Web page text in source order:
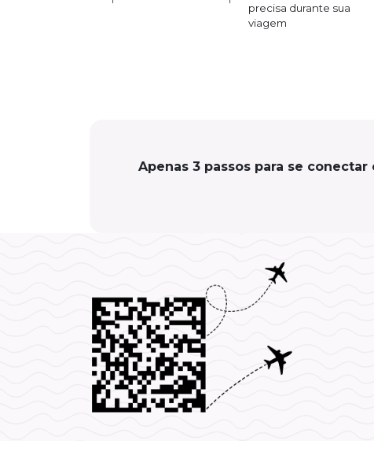
precisa durante sua
viagem
Apenas 3 passos para se